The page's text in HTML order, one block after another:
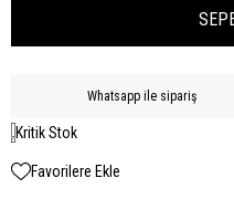
Whatsapp ile sipariş
Kritik Stok
Favorilere Ekle